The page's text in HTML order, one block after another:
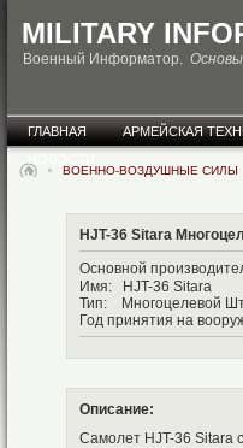
MILITARY
Военный Информатор.
ГЛАВНАЯ АРМЕЙСКАЯ
ВОЕННО-ВОЗДУШНЫЕ СИЛЫ
HJT-36 Sitara
Основной
Имя: HJT-36 Sitara
Тип: Многоцелевой
Год принятия на
Описание:
Самолет HJT-36 Sitara